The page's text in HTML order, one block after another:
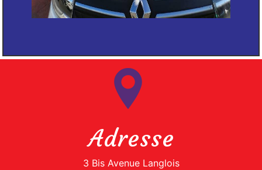
Adresse
3 Bis Avenue Langlois